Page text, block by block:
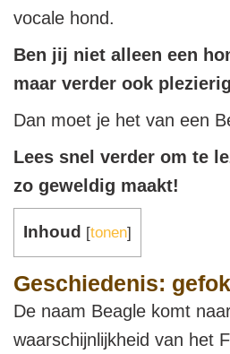
vocale hond.
Ben jij niet alleen een
maar verder ook
Dan moet je het van een
Lees snel verder om te
zo geweldig maakt!
Inhoud [tonen]
Geschiedenis:
De naam Beagle komt
waarschijnlijkheid van het